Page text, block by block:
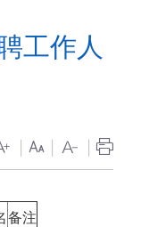
工作人
备注